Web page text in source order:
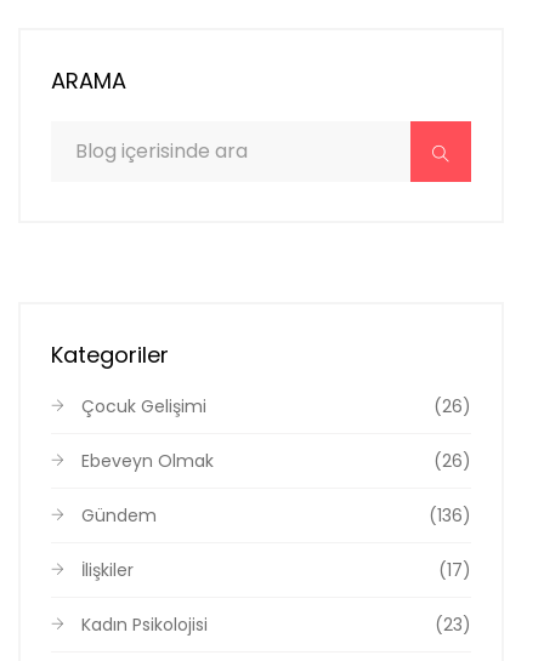
ARAMA
Kategoriler
Çocuk Gelişimi (26)
Ebeveyn Olmak (26)
Gündem (136)
İlişkiler (17)
Kadın Psikolojisi (23)